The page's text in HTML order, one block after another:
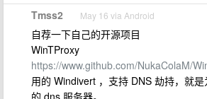
Tmss2 May 16 via Android
自荐一下自己的开源项目
WinTProxy
https://www.github.com/NukaColaM/
用的 Windivert ，支持 DNS 劫持，就
的 dns 服务器。